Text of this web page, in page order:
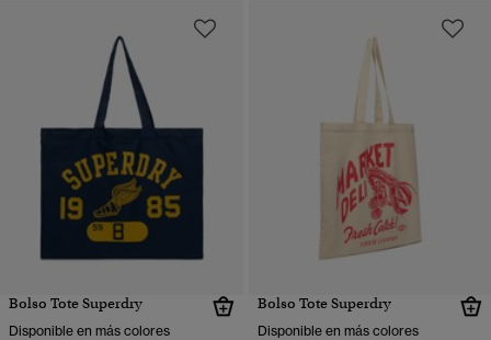
Bolso Tote Superdry
Disponible en más colores
Bolso Tote Superdry
Disponible en más colores